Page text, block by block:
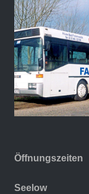
Öffnungszeiten
Seelow